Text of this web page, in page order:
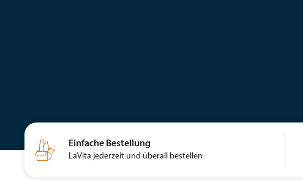
 Einfache Bestellung
LaVita jederzeit und überall bestellen